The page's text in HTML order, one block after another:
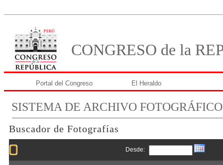
CONGRESO de la
Portal del Congreso El Heraldo
SISTEMA DE ARCHIVO FOTOGRÁFICO
Buscador de Fotografías
Desde: